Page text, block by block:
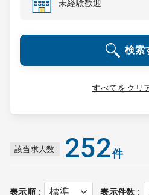
成功事例
転職ノウハウ
受付時間 9:00 ～
0120-
クリニック開業
未経験歓迎
検索
すべてをクリ
該当求人数 252件
表示順 表示件数